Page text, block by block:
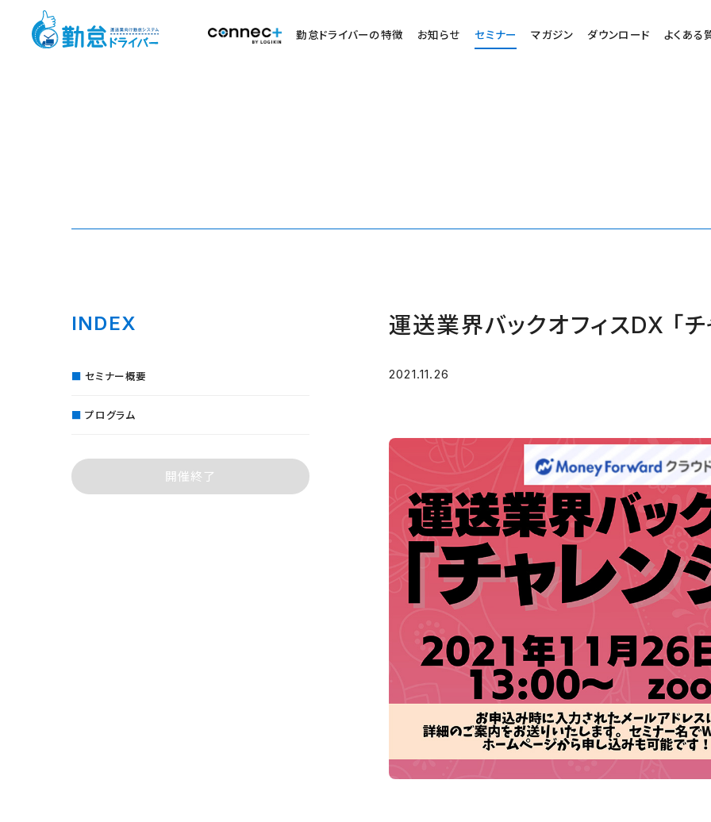
勤怠ドライバーの特徴 お知らせ セミナー マガジン ダウンロード よくある
INDEX
セミナー概要
プログラム
開催終了
運送業界バックオフィスDX 「
2021.11.26